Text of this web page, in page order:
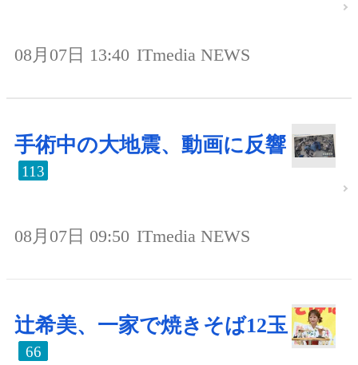
08月07日 13:40 ITmedia NEWS
手術中の大地震、動画に反響
113
08月07日 09:50 ITmedia NEWS
辻希美、一家で焼きそば12玉
66